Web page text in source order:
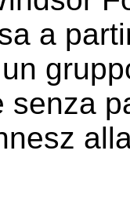
a
senza